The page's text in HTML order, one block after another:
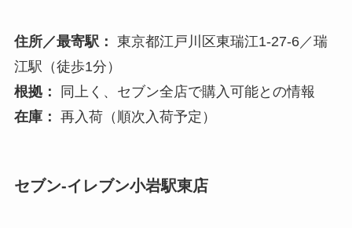
住所／最寄駅： 東京都江戸川区東瑞江1-27-6／瑞
江駅（徒歩1分）
根拠：
同上く、セブン全店で購入可能との情報
在庫： 再入荷（順次入荷予定）
セブン-イレブン小岩駅東店